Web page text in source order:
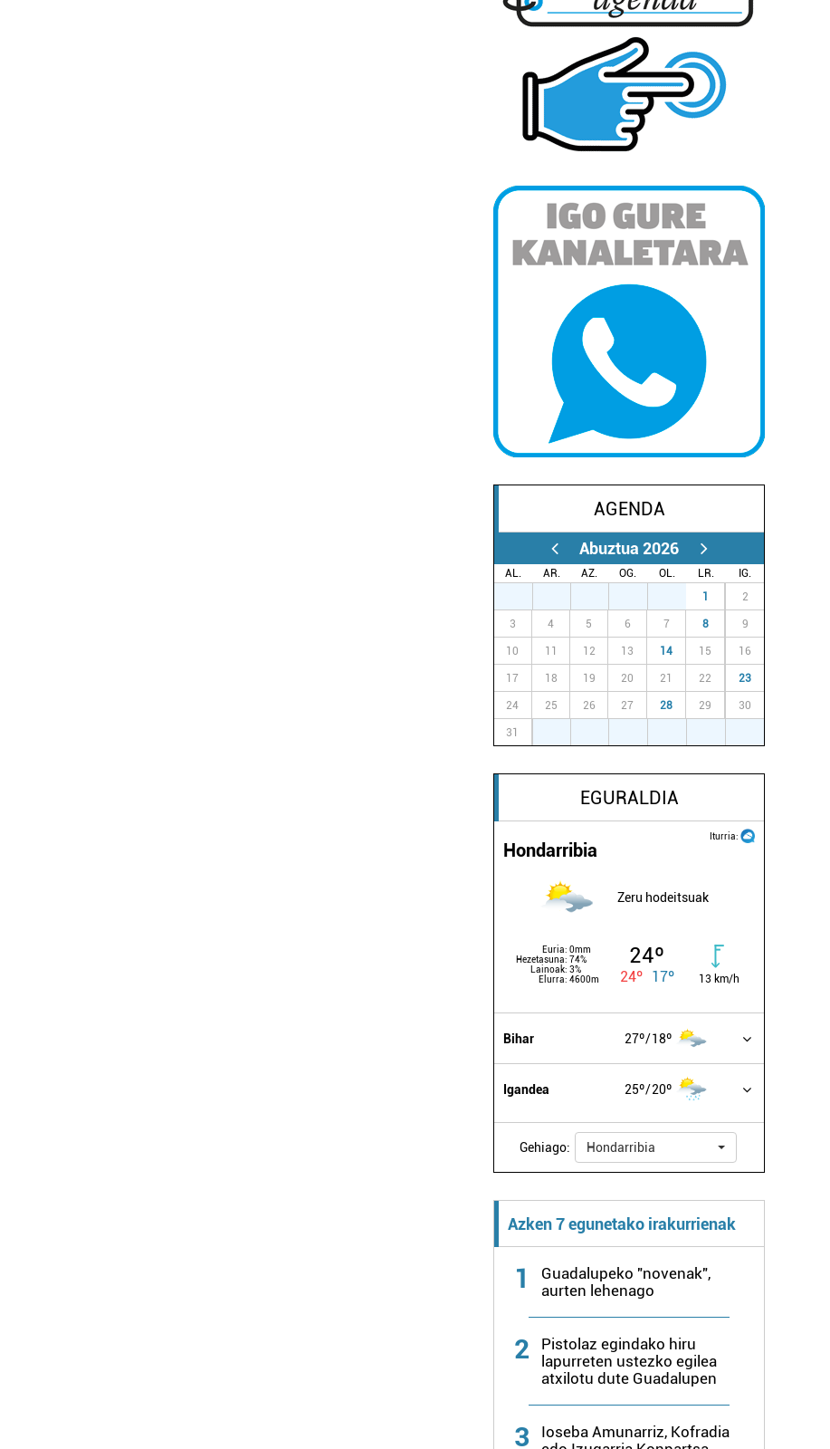
AGENDA
Abuztua 2026
AL. AR. AZ. OG. OL. LR.
IG.
1 2
3 4 5 6 7 8 9
10 11 12 13 14 15 16
17 18 19 20 21 22 23
24 25 26 27 28 29 30
31
EGURALDIA
Iturria:
Hondarribia
Zeru hodeitsuak
Euria: 0mm
Hezetasuna: 74%
Lainoak: 3%
Elurra: 4600m
24º
24º 17º 13 km/h
Bihar 27º 18º
Igandea 25º 20º
Gehiago: Hondarribia
Azken 7 egunetako irakurrienak
1
Guadalupeko "novenak",
aurten lehenago
2
Pistolaz egindako hiru
lapurreten ustezko egilea
atxilotu dute Guadalupen
3
Ioseba Amunarriz, Kofradia